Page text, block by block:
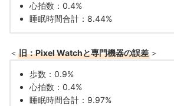
心拍数：0.4%
睡眠時間合計：8.44%
＜ 旧：Pixel Watchと専門機器の誤差 ＞
歩数：0.9%
心拍数：0.4%
睡眠時間合計：9.97%